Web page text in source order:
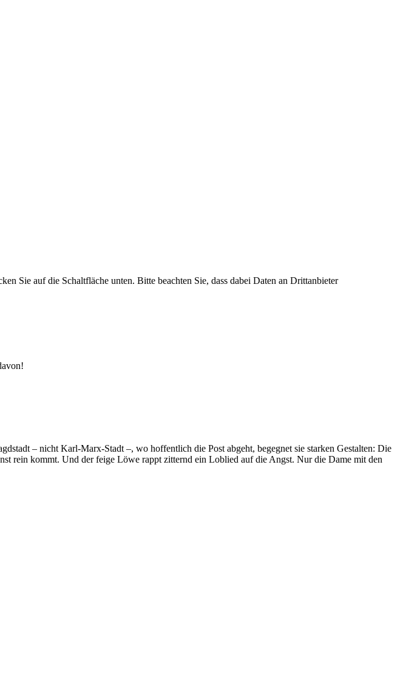
Sie auf die Schaltfläche unten. Bitte beachten Sie, dass dabei Daten an Drittanbieter
– nicht Karl-Marx-Stadt –, wo hoffentlich die Post abgeht, begegnet sie starken Gestalten: Die
rein kommt. Und der feige Löwe rappt zitternd ein Loblied auf die Angst. Nur die Dame mit den